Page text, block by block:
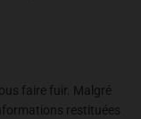
faire fuir. Malgré
restituées